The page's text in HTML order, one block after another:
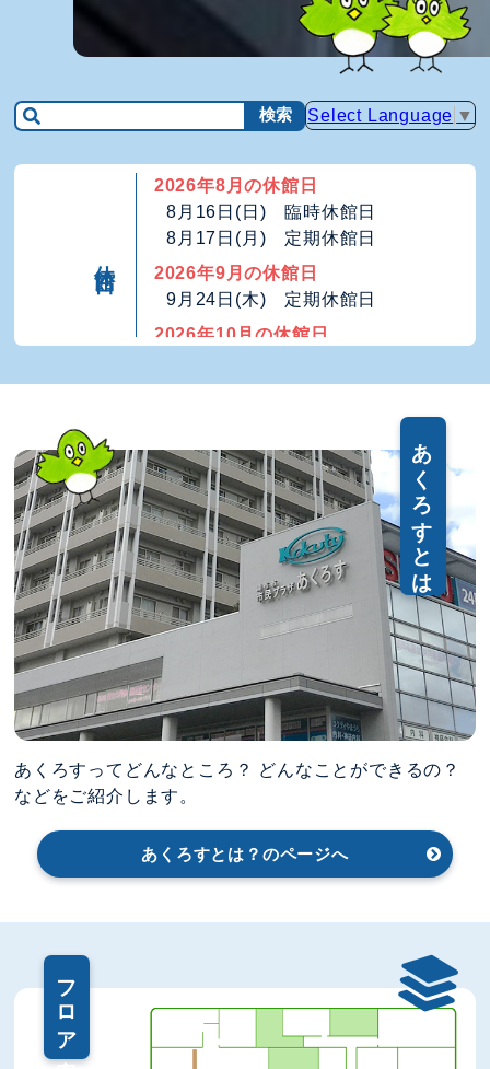
検索 Select Language ▼
2026年8月の休館日
8月16日(日) 臨時休館日
8月17日(月) 定期休館日
2026年9月の休館日
9月24日(木) 定期休館日
2026年10月の休館日
2026年12月の休館日
12月21日(月) 定期休館日
12月29日(火)～12月31日(木)
年末年始休館日
2027年1月の休館日
1月1日(金)～1月3日（日）
年末年始休館日
あくろすとは
あくろすってどんなところ？ どんなことができるの？
などをご紹介します。
あくろすとは？のページへ
フロア案内